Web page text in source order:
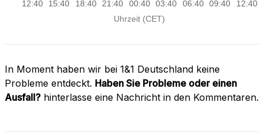
In Moment haben wir bei 1&1 Deutschland keine
Probleme entdeckt. Haben Sie Probleme oder einen
Ausfall? hinterlasse eine Nachricht in den Kommentaren.